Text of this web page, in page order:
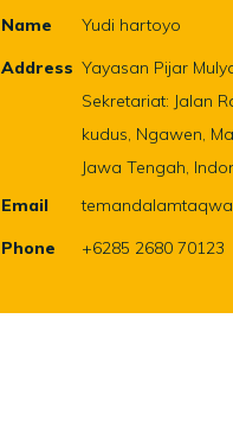
Name
Yudi hartoyo
Address Yayasan Pijar
Sekretariat: Jalan
kudus, Ngawen,
Jawa Tengah,
Email
Phone
+6285 2680 70123